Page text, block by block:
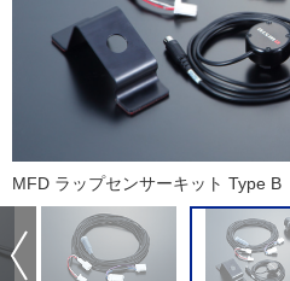
MFD ラップセンサーキット Type B